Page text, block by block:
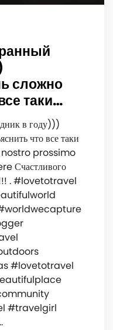
сложно
таки…
в году)))
что все таки
nostro prossimo
Счастливого
. #lovetotravel
#lovetotravel
#travelgirl